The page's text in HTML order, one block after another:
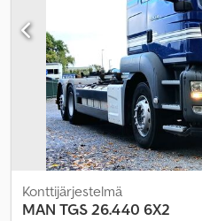
Konttijärjestelmä
MAN TGS 26.440 6X2